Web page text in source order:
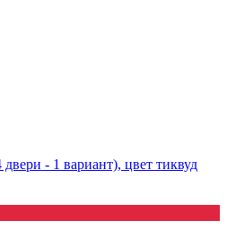
- 1 вариант), цвет тиквуд